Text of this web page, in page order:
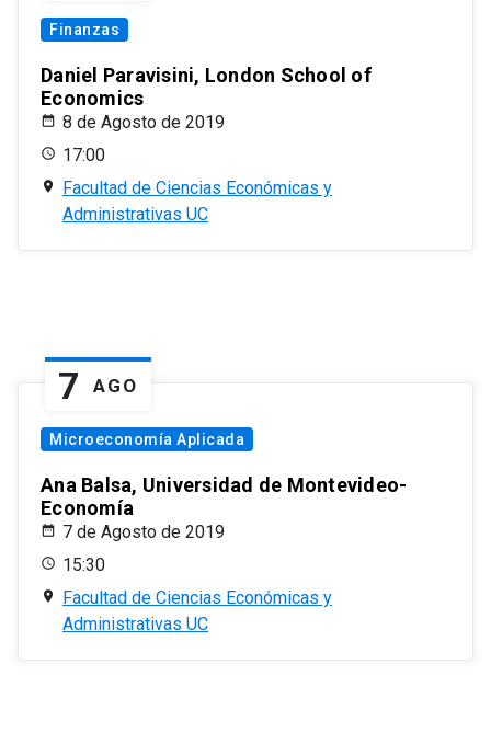
Finanzas
Daniel Paravisini, London School of
Economics
8 de Agosto de 2019
17:00
Facultad de Ciencias Económicas y
Administrativas UC
7 AGO
Microeconomía Aplicada
Ana Balsa, Universidad de Montevideo-
Economía
7 de Agosto de 2019
15:30
Facultad de Ciencias Económicas y
Administrativas UC